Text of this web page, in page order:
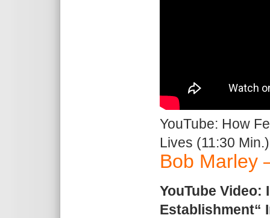
YouTube: How
Lives (11:30 Min.)
Bob Marley
YouTube Video:
Establishment“